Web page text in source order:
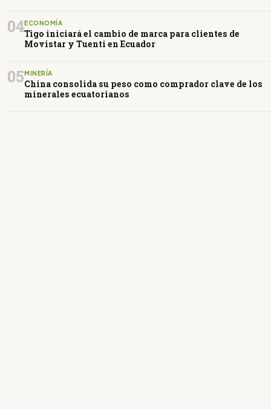
04ECONOMÍA
Tigo iniciará el cambio de marca para clientes de
Movistar y Tuenti en Ecuador
05MINERÍA
China consolida su peso como comprador clave de los
minerales ecuatorianos